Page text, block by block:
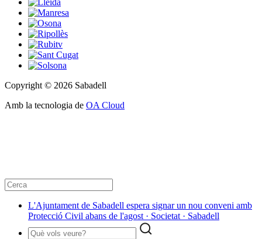
Copyright © 2026 Sabadell
Amb la tecnologia de OA Cloud
L'Ajuntament de Sabadell espera signar un nou conveni amb
Protecció Civil abans de l'agost · Societat · Sabadell